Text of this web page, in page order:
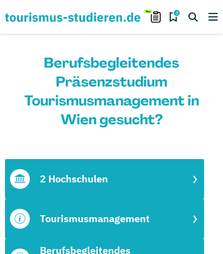
0
Berufsbegleitendes
Präsenzstudium
Tourismusmanagement in
Wien gesucht?
Berufsbegleitendes
Tourismusmanagement
2 Hochschulen